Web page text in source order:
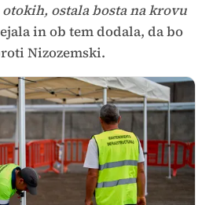
ostala bosta na krovu
in ob tem dodala, da bo
Nizozemski.